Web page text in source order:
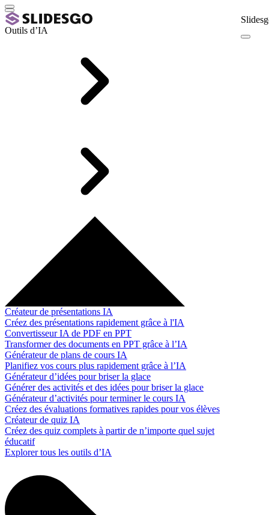
Outils d’IA
Créateur de présentations IA
Créez des présentations rapidement grâce à l'IA
Convertisseur IA de PDF en PPT
Transformer des documents en PPT grâce à l’IA
Générateur de plans de cours IA
Planifiez vos cours plus rapidement grâce à l’IA
Générateur d’idées pour briser la glace
Générer des activités et des idées pour briser la glace
Générateur d’activités pour terminer le cours IA
Créez des évaluations formatives rapides pour vos élèves
Créateur de quiz IA
Créez des quiz complets à partir de n’importe quel sujet
éducatif
Explorer tous les outils d’IA